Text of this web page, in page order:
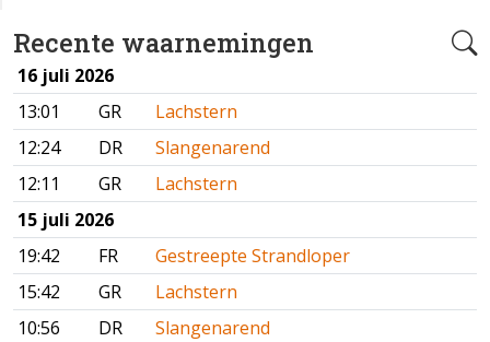
Recente waarnemingen
16 juli 2026
13:01
GR
Lachstern
12:24
DR
Slangenarend
12:11
GR
Lachstern
15 juli 2026
19:42
FR
Gestreepte Strandloper
15:42
GR
Lachstern
10:56
DR
Slangenarend